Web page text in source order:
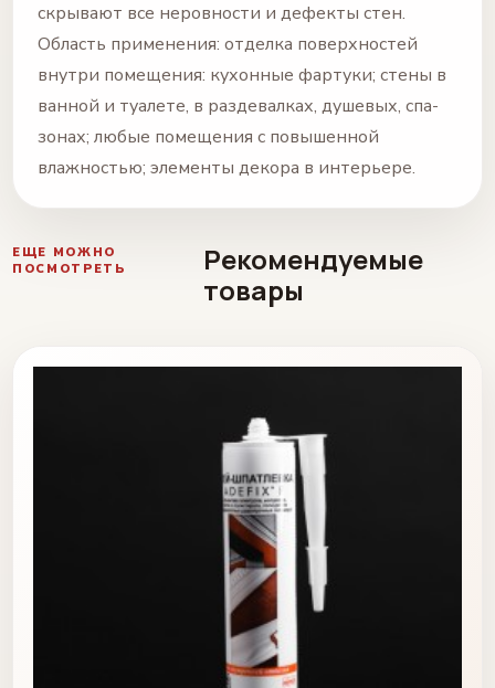
скрывают все неровности и дефекты стен.
Область применения: отделка поверхностей
внутри помещения: кухонные фартуки; стены в
ванной и туалете, в раздевалках, душевых, спа-
зонах; любые помещения с повышенной
влажностью; элементы декора в интерьере.
ЕЩЕ МОЖНО
ПОСМОТРЕТЬ
Рекомендуемые
товары